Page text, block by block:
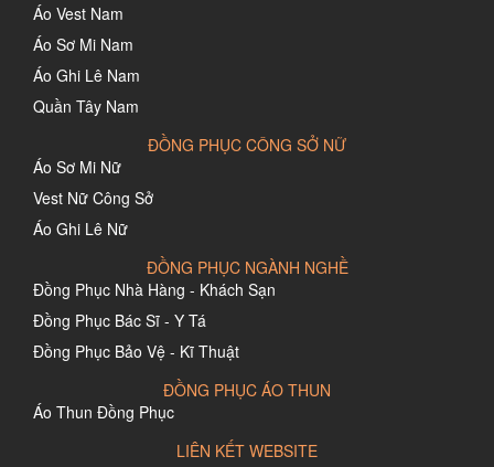
Áo Vest Nam
Áo Sơ Mi Nam
Áo Ghi Lê Nam
Quần Tây Nam
ĐỒNG PHỤC CÔNG SỞ NỮ
Áo Sơ Mi Nữ
Vest Nữ Công Sở
Áo Ghi Lê Nữ
ĐỒNG PHỤC NGÀNH NGHỀ
Đồng Phục Nhà Hàng - Khách Sạn
Đồng Phục Bác Sĩ - Y Tá
Đồng Phục Bảo Vệ - Kĩ Thuật
ĐỒNG PHỤC ÁO THUN
Áo Thun Đồng Phục
LIÊN KẾT WEBSITE